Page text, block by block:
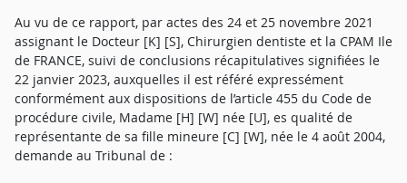
Au vu de ce rapport, par actes des 24 et 25 novembre 2021
assignant le Docteur [K] [S], Chirurgien dentiste et la CPAM Ile
de FRANCE, suivi de conclusions récapitulatives signifiées le
22 janvier 2023, auxquelles il est référé expressément
conformément aux dispositions de l’article 455 du Code de
procédure civile, Madame [H] [W] née [U], es qualité de
représentante de sa fille mineure [C] [W], née le 4 août 2004,
demande au Tribunal de :